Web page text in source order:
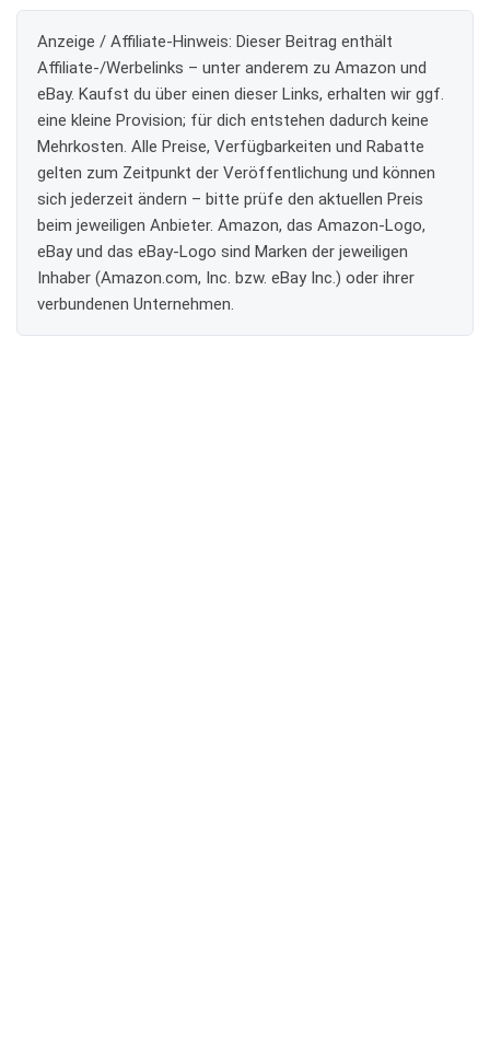
Anzeige / Affiliate-Hinweis: Dieser Beitrag enthält
Affiliate-/Werbelinks – unter anderem zu Amazon und
eBay. Kaufst du über einen dieser Links, erhalten wir ggf.
eine kleine Provision; für dich entstehen dadurch keine
Mehrkosten. Alle Preise, Verfügbarkeiten und Rabatte
gelten zum Zeitpunkt der Veröffentlichung und können
sich jederzeit ändern – bitte prüfe den aktuellen Preis
beim jeweiligen Anbieter. Amazon, das Amazon-Logo,
eBay und das eBay-Logo sind Marken der jeweiligen
Inhaber (Amazon.com, Inc. bzw. eBay Inc.) oder ihrer
verbundenen Unternehmen.